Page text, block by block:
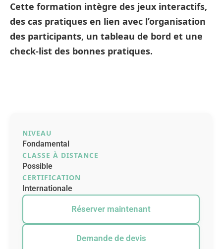
Cette formation intègre des jeux interactifs,
des cas pratiques en lien avec l’organisation
des participants, un tableau de bord et une
check-list des bonnes pratiques.
NIVEAU
Fondamental
CLASSE À DISTANCE
Possible
CERTIFICATION
Internationale
Réserver maintenant
Demande de devis